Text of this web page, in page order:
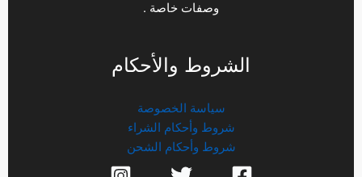
وصفات خاصة .
الشروط والأحكام
سياسة الخصوصة
شروط وأحكام الشراء
شروط وأحكام الشحن